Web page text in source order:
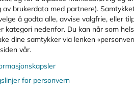
39,-
PRODUKTER
av brukerdata med partnere).
å godta alle, avvise valgfrie, eller
kategori nedenfor. Du kan når som
dine samtykker via lenken
vår.
for personvern